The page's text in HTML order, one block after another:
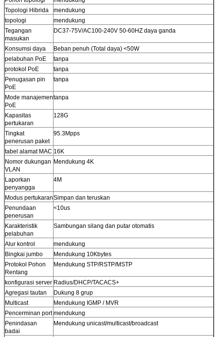
Topologi Hibrida
mendukung
topologi
mendukung
Tegangan
masukan
DC37-75V/AC100-240V 50-60HZ daya ganda
Konsumsi daya
Beban penuh (Total daya) <50W
pelabuhan PoE
tanpa
protokol PoE
tanpa
Penugasan pin
PoE
tanpa
Mode manajemen
PoE
tanpa
Kapasitas
pertukaran
128G
Tingkat
penerusan paket
95.3Mpps
tabel alamat MAC 16K
Nomor dukungan
VLAN
Mendukung 4K
Laporkan
penyangga
4M
Modus pertukaranSimpan dan teruskan
Penundaan
penerusan
<10us
Karakteristik
pelabuhan
Sambungan silang dan putar otomatis
Alur kontrol
mendukung
Bingkai jumbo
Mendukung 10Kbytes
Protokol Pohon
Rentang
Mendukung STP/RSTP/MSTP
konfigurasi server Radius/DHCP/TACACS+
Agregasi tautan
Dukung 8 grup
Multicast
Mendukung IGMP / MVR
Pencerminan port mendukung
Penindasan
badai
Mendukung unicast/multicast/broadcast